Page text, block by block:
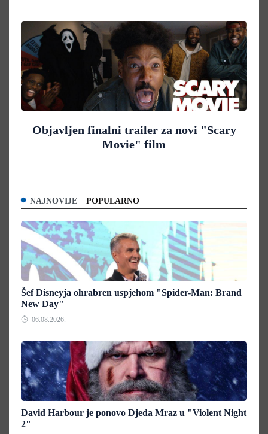
Objavljen finalni trailer za novi "Scary
Movie" film
NAJNOVIJE POPULARNO
Šef Disneyja ohrabren uspjehom "Spider-Man: Brand
New Day"
06.08.2026.
David Harbour je ponovo Djeda Mraz u "Violent Night
2"